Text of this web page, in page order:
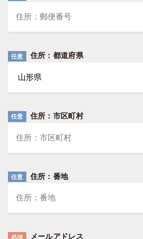
任意 住所：都道府県
任意 住所：市区町村
任意 住所：番地
必須 メールアドレス